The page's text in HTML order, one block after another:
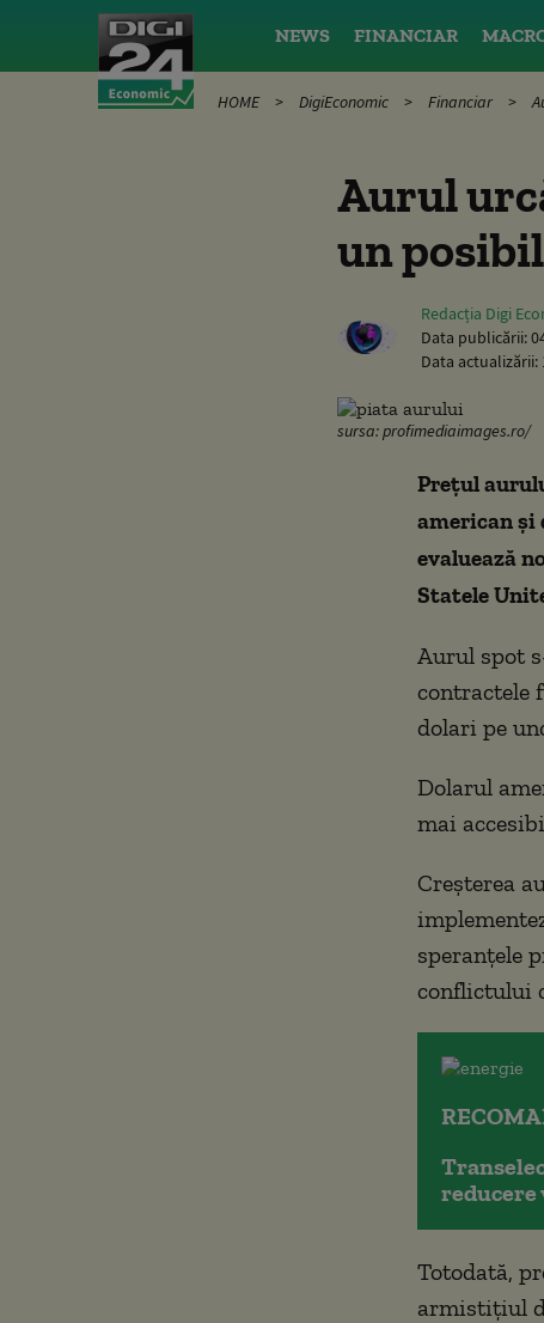
NEWS FINANCIAR
HOME DigiEconomic Financiar
Aurul
un
Redacția Digi
Data publicării:
Data actualizării:
sursa: profimediaimages.ro/
Prețul
american și
evaluează
Statele
Aurul spot
contractele
dolari pe
Dolarul
mai
Creșterea
speranțele
conflictului
Totodată,
armistițiul